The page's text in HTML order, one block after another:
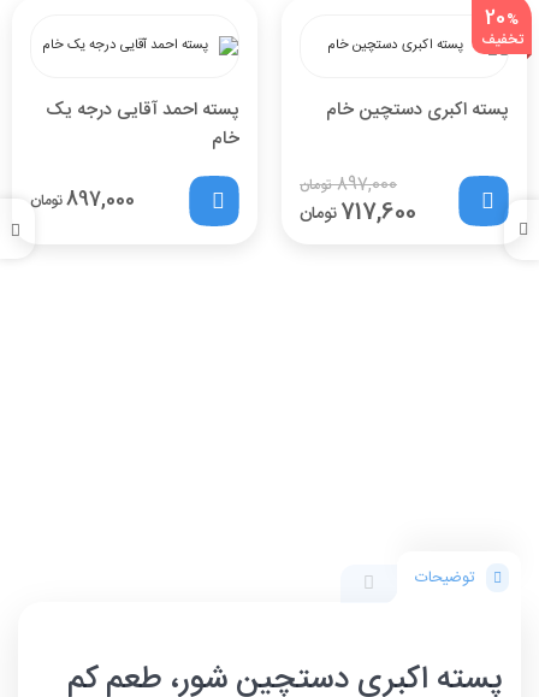
پسته اکبری دستچین خام
897,000تومان
717,600تومان
%
20
تخفیف
پسته احمد آقایی درجه یک
خام
897,000تومان
توضیحات
پسته اکبری دستچین شور، طعم کم